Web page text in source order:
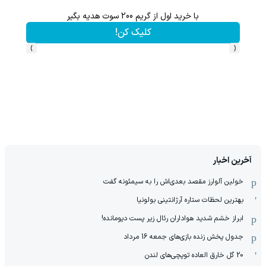
با خرید اول از گریم 200 سوت هدیه بگیر
کلیک کن!
‹
›
آخرین اخبار
خولین آلوارز مقصد بعدی‌اش را به سیمئونه گفت
بهترین لحظات ستاره آرژانتینی بولونیا
ابراز خشم شدید هواداران رئال زیر پست دیومانده!
جدول پخش زنده بازی‌های جمعه 16 مرداد
20 گل خارق العاده توپچی‌های لندن